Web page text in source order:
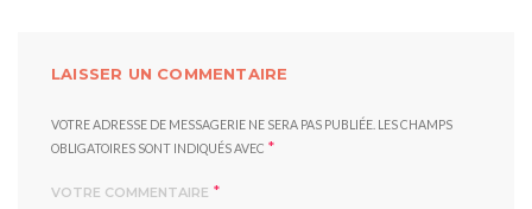
LAISSER UN COMMENTAIRE
VOTRE ADRESSE DE MESSAGERIE NE SERA PAS PUBLIÉE. LES CHAMPS
OBLIGATOIRES SONT INDIQUÉS AVEC *
VOTRE COMMENTAIRE *